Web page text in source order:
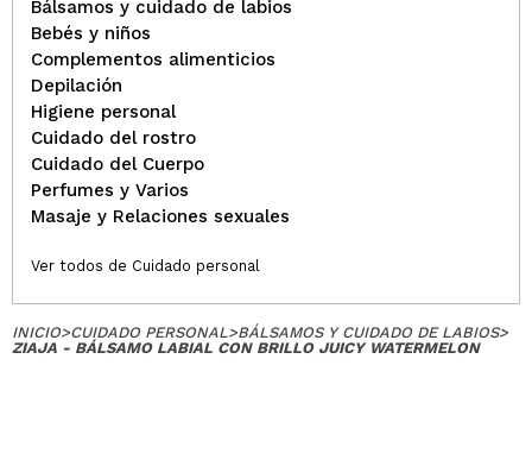
Bálsamos y cuidado de labios
Bebés y niños
Complementos alimenticios
Depilación
Higiene personal
Cuidado del rostro
Cuidado del Cuerpo
Perfumes y Varios
Masaje y Relaciones sexuales
Ver todos de Cuidado personal
INICIO>CUIDADO PERSONAL>BÁLSAMOS Y CUIDADO DE LABIOS>
ZIAJA - BÁLSAMO LABIAL CON BRILLO JUICY WATERMELON